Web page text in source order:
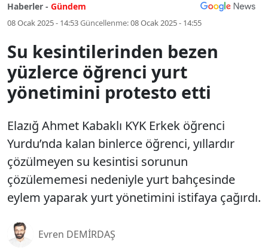
Haberler - Gündem
08 Ocak 2025 - 14:53Güncellenme:08 Ocak 2025 - 14:55
Su kesintilerinden bezen
yüzlerce öğrenci yurt
yönetimini protesto etti
Elazığ Ahmet Kabaklı KYK Erkek öğrenci
Yurdu’nda kalan binlerce öğrenci, yıllardır
çözülmeyen su kesintisi sorunun
çözülememesi nedeniyle yurt bahçesinde
eylem yaparak yurt yönetimini istifaya çağırdı.
Evren DEMİRDAŞ